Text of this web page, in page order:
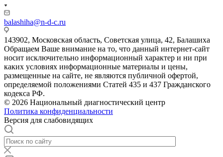
balashiha@n-d-c.ru
143902, Московская область, Советская улица, 42, Балашиха
Обращаем Ваше внимание на то, что данный интернет-сайт
носит исключительно информационный характер и ни при
каких условиях информационные материалы и цены,
размещенные на сайте, не являются публичной офертой,
определяемой положениями Статей 435 и 437 Гражданского
кодекса РФ.
© 2026 Национальный диагностический центр
Политика конфиденциальности
Версия для слабовидящих